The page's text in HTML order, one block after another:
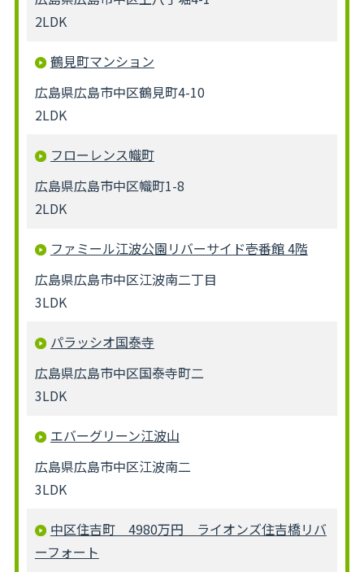
2LDK
鶴見町マンション
広島県広島市中区鶴見町4-10
2LDK
フローレンス幟町
広島県広島市中区幟町1-8
2LDK
ファミール江波公園リバーサイド壱番館 4階
広島県広島市中区江波南二丁目
3LDK
パラッシオ国泰寺
広島県広島市中区国泰寺町二
3LDK
エバーグリーン江波山
広島県広島市中区江波南二
3LDK
中区住吉町 4980万円 ライオンズ住吉橋リバ
ーフォート